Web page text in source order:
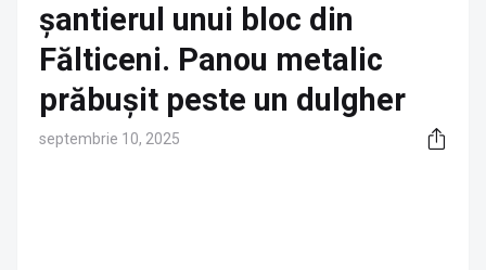
șantierul unui bloc din
Fălticeni. Panou metalic
prăbușit peste un dulgher
septembrie 10, 2025